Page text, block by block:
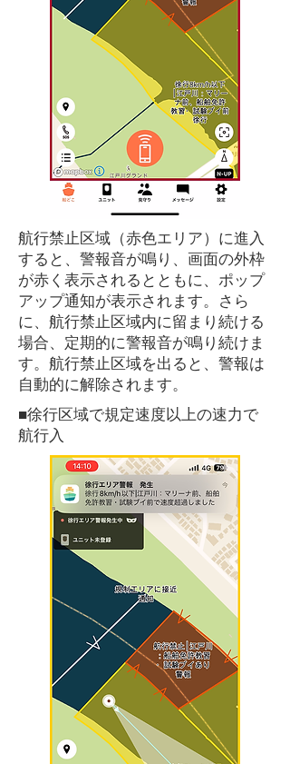
航行禁止区域（赤色エリア）に進入
すると、警報音が鳴り、画面の外枠
が赤く表示されるとともに、ポップ
アップ通知が表示されます。さら
に、航行禁止区域内に留まり続ける
場合、定期的に警報音が鳴り続けま
す。航行禁止区域を出ると、警報は
自動的に解除されます。
■徐行区域で規定速度以上の速力で
航行入